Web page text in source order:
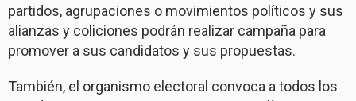
partidos, agrupaciones o movimientos políticos y sus
alianzas y coliciones podrán realizar campaña para
promover a sus candidatos y sus propuestas.
También, el organismo electoral convoca a todos los